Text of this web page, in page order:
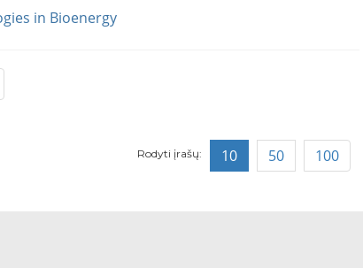
in Bioenergy
Rodyti įrašų: 10 50 100